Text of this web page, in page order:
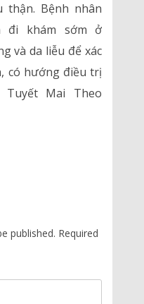
thận. Bệnh nhân
đi khám sớm ở
và da liễu để xác
có hướng điều trị
Mai Theo
published. Required